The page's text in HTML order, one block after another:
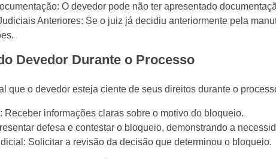
O devedor pode não ter apresentado
Anteriores: Se o juiz já decidiu anteriormente pela
Devedor Durante o Processo
que o devedor esteja ciente de seus direitos durante o
Receber informações claras sobre o motivo do bloqueio.
defesa e contestar o bloqueio, demonstrando a
Solicitar a revisão da decisão que determinou o bloqueio.